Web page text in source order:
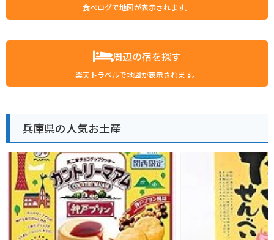
食べログで地図が表示されます。
周辺の宿を探す
楽天トラベルで地図が表示されます。
兵庫県の人気お土産